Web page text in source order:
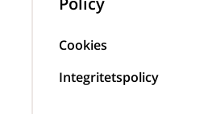
Cookies
Integritetspolicy